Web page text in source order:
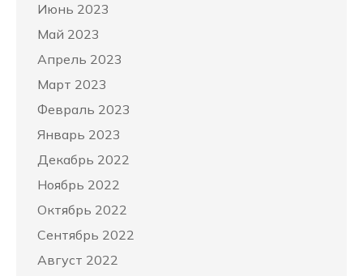
Июнь 2023
Май 2023
Апрель 2023
Март 2023
Февраль 2023
Январь 2023
Декабрь 2022
Ноябрь 2022
Октябрь 2022
Сентябрь 2022
Август 2022